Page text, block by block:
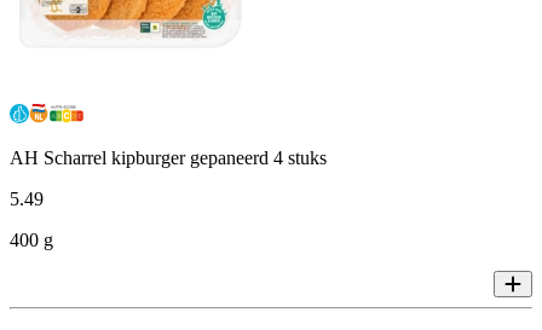
AH Scharrel kipburger gepaneerd 4 stuks
5.49
400 g